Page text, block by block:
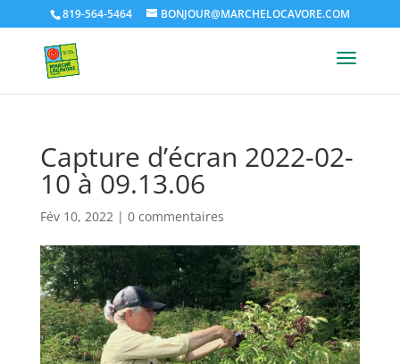
819-564-5464 BONJOUR@MARCHELOCAVORE.COM
Capture d’écran 2022-02-
10 à 09.13.06
Fév 10, 2022| 0 commentaires